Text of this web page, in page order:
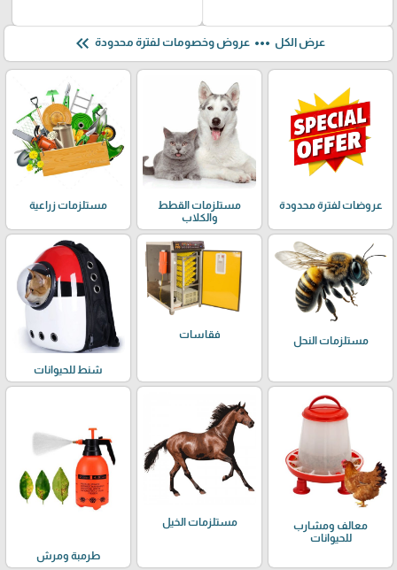
عرض الكل more_horiz عروض وخصومات لفترة محدودة keyboard_double_arrow_left
عروضات لفترة محدودة
مستلزمات القطط
والكلاب
مستلزمات زراعية
مستلزمات النحل
فقاسات
شنط للحيوانات
معالف ومشارب
للحيوانات
مستلزمات الخيل
طرمبة ومرش